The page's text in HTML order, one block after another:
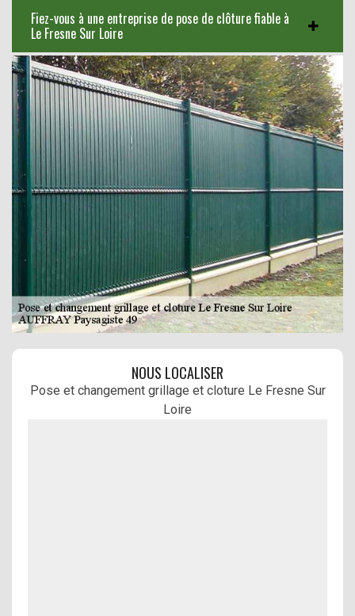
Fiez-vous à une entreprise de pose de clôture fiable à
Le Fresne Sur Loire
NOUS LOCALISER
Pose et changement grillage et cloture Le Fresne Sur
Loire